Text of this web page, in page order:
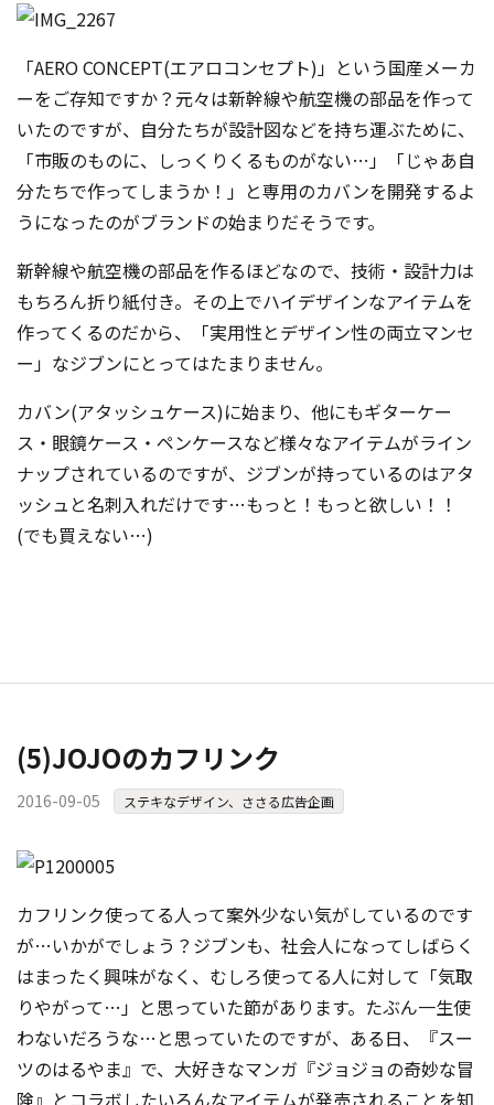
「AERO CONCEPT(エアロコンセプト)」という国産メーカ
ーをご存知ですか？元々は新幹線や航空機の部品を作って
いたのですが、自分たちが設計図などを持ち運ぶために、
「市販のものに、しっくりくるものがない…」「じゃあ自
分たちで作ってしまうか！」と専用のカバンを開発するよ
うになったのがブランドの始まりだそうです。
新幹線や航空機の部品を作るほどなので、技術・設計力は
もちろん折り紙付き。その上でハイデザインなアイテムを
作ってくるのだから、「実用性とデザイン性の両立マンセ
ー」なジブンにとってはたまりません。
カバン(アタッシュケース)に始まり、他にもギターケー
ス・眼鏡ケース・ペンケースなど様々なアイテムがライン
ナップされているのですが、ジブンが持っているのはアタ
ッシュと名刺入れだけです…もっと！もっと欲しい！！
(でも買えない…)
(5)JOJOのカフリンク
2016-09-05 ステキなデザイン、ささる広告企画
カフリンク使ってる人って案外少ない気がしているのです
が…いかがでしょう？ジブンも、社会人になってしばらく
はまったく興味がなく、むしろ使ってる人に対して「気取
りやがって…」と思っていた節があります。たぶん一生使
わないだろうな…と思っていたのですが、ある日、『スー
ツのはるやま』で、大好きなマンガ『ジョジョの奇妙な冒
険』とコラボしたいろんなアイテムが発売されることを知